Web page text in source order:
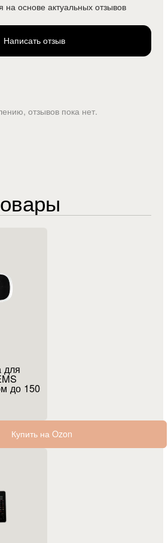
на основе актуальных отзывов
Написать отзыв
отзывов пока нет.
для
до 150
Купить на Ozon